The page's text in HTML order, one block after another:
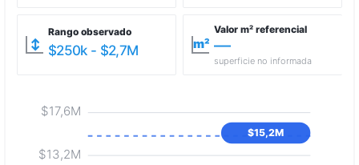
↕
Rango observado
$250k - $2,7M m²
Valor m² referencial
—
superficie no informada
$13,2M
$17,6M
$15,2M